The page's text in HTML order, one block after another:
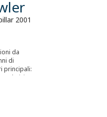
2001
da
di
principali:
12/230V
Elica di
il